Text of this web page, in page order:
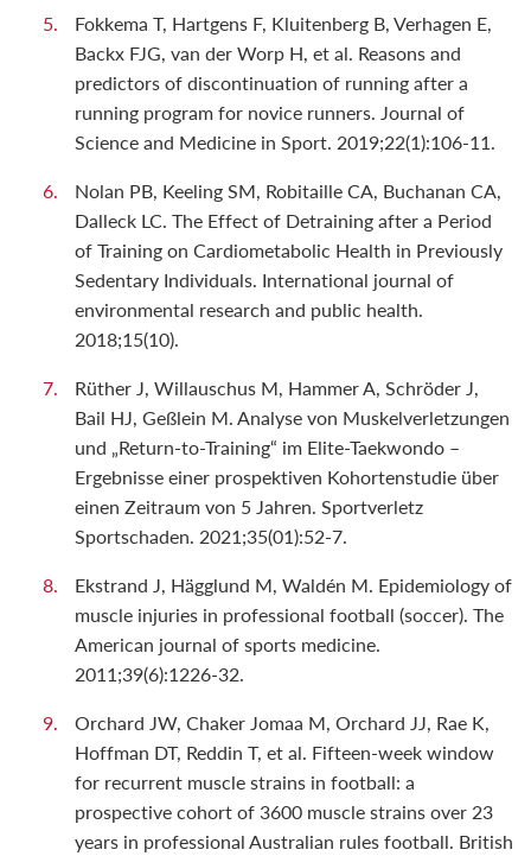
Fokkema T, Hartgens F, Kluitenberg B, Verhagen E,
Backx FJG, van der Worp H, et al. Reasons and
predictors of discontinuation of running after a
running program for novice runners. Journal of
Science and Medicine in Sport. 2019;22(1):106-11.
Nolan PB, Keeling SM, Robitaille CA, Buchanan CA,
Dalleck LC. The Effect of Detraining after a Period
of Training on Cardiometabolic Health in Previously
Sedentary Individuals. International journal of
environmental research and public health.
2018;15(10).
Rüther J, Willauschus M, Hammer A, Schröder J,
Bail HJ, Geßlein M. Analyse von Muskelverletzungen
und „Return-to-Training“ im Elite-Taekwondo –
Ergebnisse einer prospektiven Kohortenstudie über
einen Zeitraum von 5 Jahren. Sportverletz
Sportschaden. 2021;35(01):52-7.
Ekstrand J, Hägglund M, Waldén M. Epidemiology of
muscle injuries in professional football (soccer). The
American journal of sports medicine.
2011;39(6):1226-32.
Orchard JW, Chaker Jomaa M, Orchard JJ, Rae K,
Hoffman DT, Reddin T, et al. Fifteen-week window
for recurrent muscle strains in football: a
prospective cohort of 3600 muscle strains over 23
years in professional Australian rules football. British